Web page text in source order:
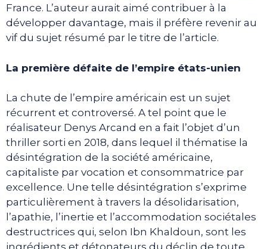
France. L’auteur aurait aimé contribuer à la
développer davantage, mais il préfère revenir au
vif du sujet résumé par le titre de l’article.
La première défaite de l’empire états-unien
La chute de l’empire américain est un sujet
récurrent et controversé. A tel point que le
réalisateur Denys Arcand en a fait l’objet d’un
thriller sorti en 2018, dans lequel il thématise la
désintégration de la société américaine,
capitaliste par vocation et consommatrice par
excellence. Une telle désintégration s’exprime
particulièrement à travers la désolidarisation,
l’apathie, l’inertie et l’accommodation sociétales
destructrices qui, selon Ibn Khaldoun, sont les